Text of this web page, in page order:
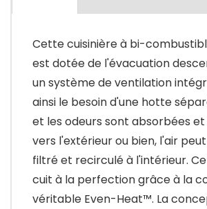
Cette cuisinière à bi-
est dotée de l'évacuation
un système de ventilation
ainsi le besoin d'une hotte
et les odeurs sont absorbées
vers l'extérieur ou bien, l'air
filtré et recirculé à l'intérieur.
cuit à la perfection grâce à la
véritable Even-Heat™. La